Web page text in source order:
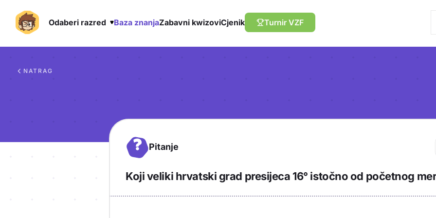
Odaberi razred Baza znanjaZabavni kwizoviCjenik Turnir VZF
NATRAG
? Pitanje
Trebaš biti
sadržaj u
Koji veliki hrvatski grad presijeca 16° istočno od početnog